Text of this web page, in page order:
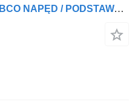
Компресор за въздух WABCO NAPĘD / PODSTAWA /KOMPRESORA POWIETRZA MAN TGX TGS 440KM 460KM 4 inny за влекач